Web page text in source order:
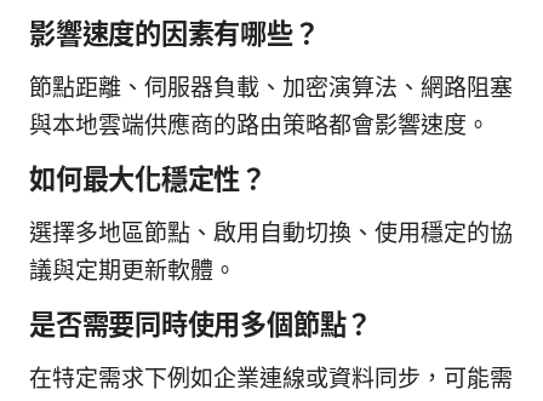
影響速度的因素有哪些？
節點距離、伺服器負載、加密演算法、網路阻塞
與本地雲端供應商的路由策略都會影響速度。
如何最大化穩定性？
選擇多地區節點、啟用自動切換、使用穩定的協
議與定期更新軟體。
是否需要同時使用多個節點？
在特定需求下例如企業連線或資料同步，可能需